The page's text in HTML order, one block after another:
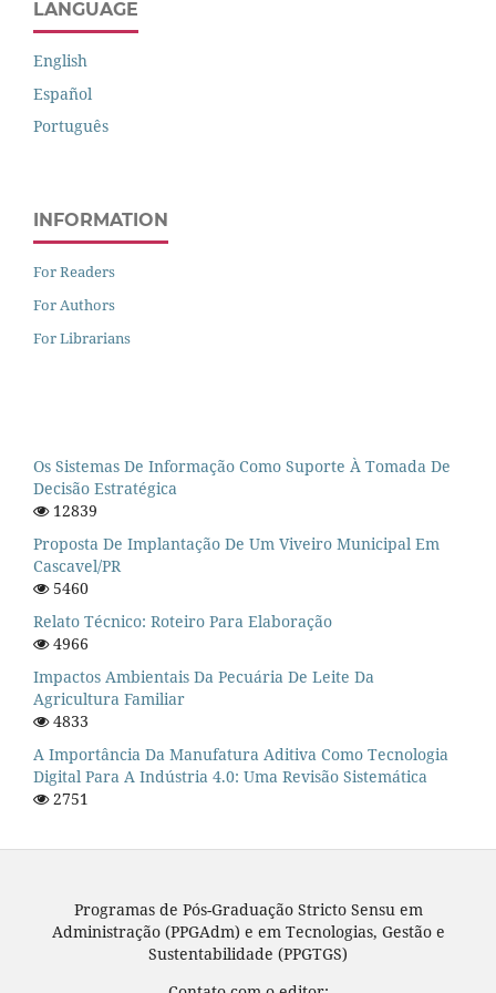
LANGUAGE
English
Español
Português
INFORMATION
For Readers
For Authors
For Librarians
Os Sistemas De Informação Como Suporte À Tomada De
Decisão Estratégica
12839
Proposta De Implantação De Um Viveiro Municipal Em
Cascavel/PR
5460
Relato Técnico: Roteiro Para Elaboração
4966
Impactos Ambientais Da Pecuária De Leite Da
Agricultura Familiar
4833
A Importância Da Manufatura Aditiva Como Tecnologia
Digital Para A Indústria 4.0: Uma Revisão Sistemática
2751
Programas de Pós-Graduação Stricto Sensu em
Administração (PPGAdm) e em Tecnologias, Gestão e
Sustentabilidade (PPGTGS)